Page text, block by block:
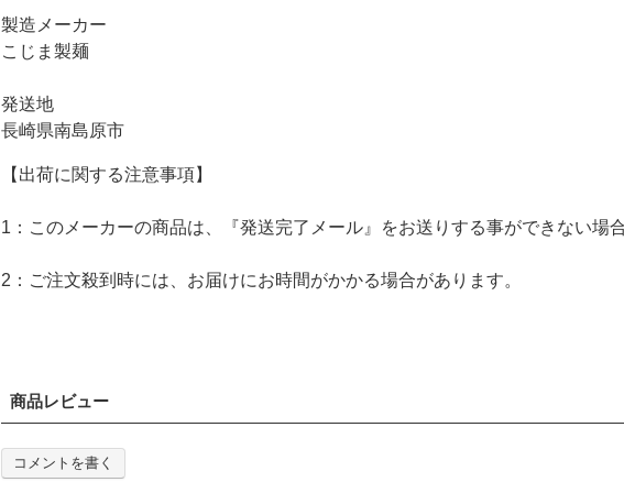
製造メーカー
こじま製麺
発送地
長崎県南島原市
【出荷に関する注意事項】
1：このメーカーの商品は、『発送完了メール』をお送りする事ができない場
2：ご注文殺到時には、お届けにお時間がかかる場合があります。
商品レビュー
コメントを書く